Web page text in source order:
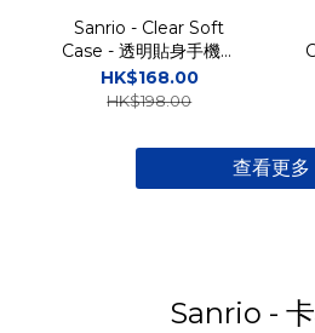
Sanrio - Clear Soft
Case - 透明貼身手機保
護軟殼 TY
HK$168.00
HK$198.00
查看更多
Sanrio -